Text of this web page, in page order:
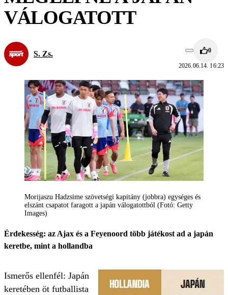
VÁLOGATOTT
S. Zs. 0
2026.06.14. 16:23
Morijaszu Hadzsime szövetségi kapitány (jobbra) egységes és
elszánt csapatot faragott a japán válogatottból (Fotó: Getty
Images)
Érdekesség: az Ajax és a Feye­noord több játékost ad a japán
keretbe, mint a hollandba
Ismerős ellenfél: Japán
keretében öt futballista